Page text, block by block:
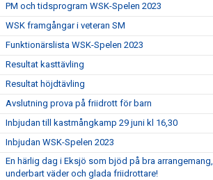
PM och tidsprogram WSK-Spelen 2023
WSK framgångar i veteran SM
Funktionärslista WSK-Spelen 2023
Resultat kasttävling
Resultat höjdtävling
Avslutning prova på friidrott för barn
Inbjudan till kastmångkamp 29 juni kl 16,30
Inbjudan WSK-Spelen 2023
En härlig dag i Eksjö som bjöd på bra arrangemang,
underbart väder och glada friidrottare!